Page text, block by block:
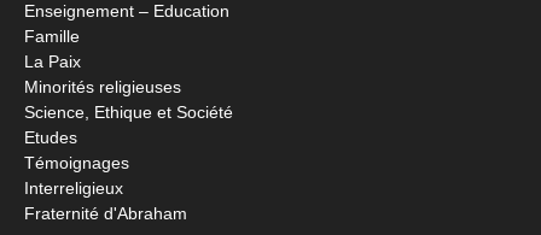
Enseignement – Education
Famille
La Paix
Minorités religieuses
Science, Ethique et Société
Etudes
Témoignages
Interreligieux
Fraternité d'Abraham